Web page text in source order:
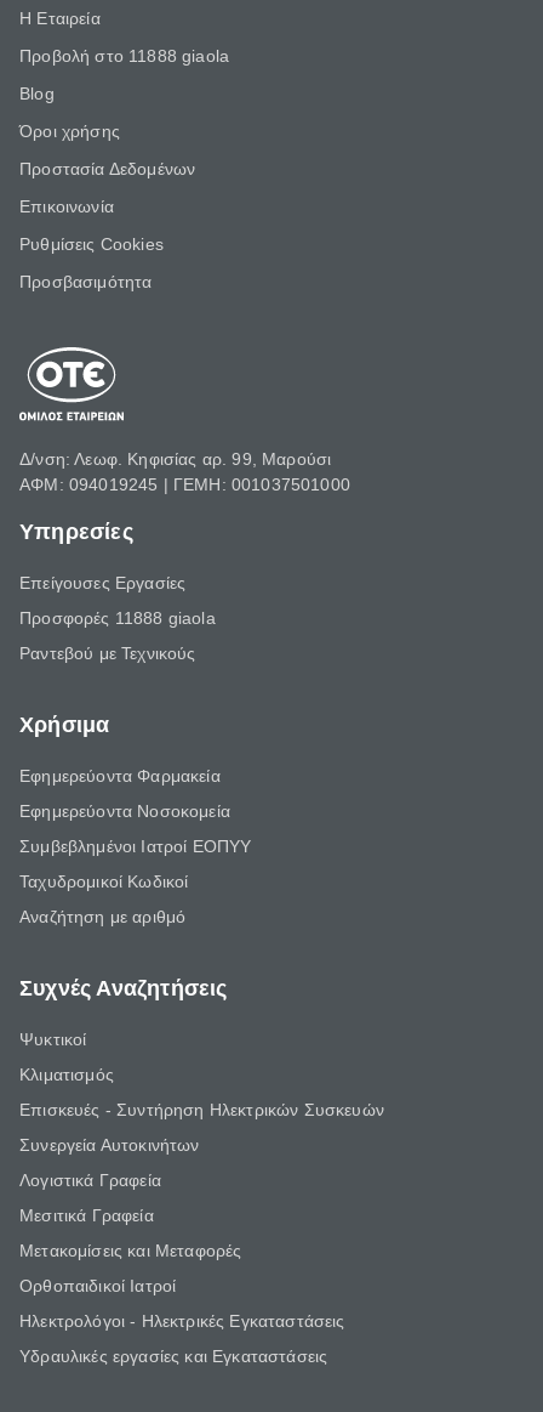
Η Εταιρεία
Προβολή στο 11888 giaola
Blog
Όροι χρήσης
Προστασία Δεδομένων
Επικοινωνία
Ρυθμίσεις Cookies
Προσβασιμότητα
Δ/νση: Λεωφ. Κηφισίας αρ. 99, Μαρούσι
ΑΦΜ: 094019245 | ΓΕΜΗ: 001037501000
Υπηρεσίες
Επείγουσες Εργασίες
Προσφορές 11888 giaola
Ραντεβού με Τεχνικούς
Χρήσιμα
Εφημερεύοντα Φαρμακεία
Εφημερεύοντα Νοσοκομεία
Συμβεβλημένοι Ιατροί ΕΟΠΥΥ
Ταχυδρομικοί Κωδικοί
Αναζήτηση με αριθμό
Συχνές Αναζητήσεις
Ψυκτικοί
Κλιματισμός
Επισκευές - Συντήρηση Ηλεκτρικών Συσκευών
Συνεργεία Αυτοκινήτων
Λογιστικά Γραφεία
Μεσιτικά Γραφεία
Μετακομίσεις και Μεταφορές
Ορθοπαιδικοί Ιατροί
Ηλεκτρολόγοι - Ηλεκτρικές Εγκαταστάσεις
Υδραυλικές εργασίες και Εγκαταστάσεις